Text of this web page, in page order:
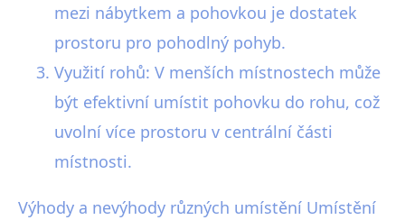
mezi nábytkem a pohovkou je dostatek
prostoru pro pohodlný pohyb.
Využití rohů: V menších místnostech může
být efektivní umístit pohovku do rohu, což
uvolní více prostoru v centrální části
místnosti.
Výhody a nevýhody různých umístění Umístění